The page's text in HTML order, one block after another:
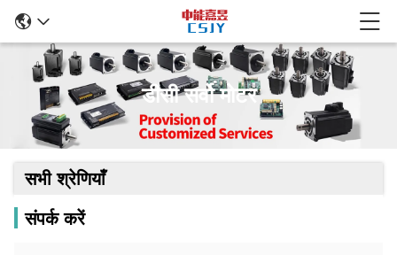
डीसी सर्वो मोटर
सभी श्रेणियाँ
संपर्क करें